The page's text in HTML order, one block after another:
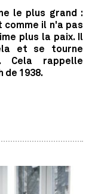
le plus grand :
comme il n'a pas
plus la paix. Il
et se tourne
Cela rappelle
1938.